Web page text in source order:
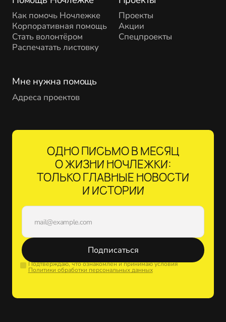
Как помочь Ночлежке
Корпоративная помощь
Стать волонтёром
Распечатать листовку
Проекты
Акции
Спецпроекты
Мне нужна помощь
Адреса проектов
ОДНО ПИСЬМО В МЕСЯЦ
О ЖИЗНИ НОЧЛЕЖКИ:
ТОЛЬКО ГЛАВНЫЕ НОВОСТИ
И ИСТОРИИ
Подписаться
Подтверждаю, что ознакомлен и принимаю условия
Политики обработки персональных данных